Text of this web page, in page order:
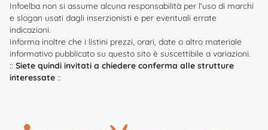
Infoelba non si assume alcuna responsabilità per l'uso di marchi
e slogan usati dagli inserzionisti e per eventuali errate
indicazioni.
Informa inoltre che i listini prezzi, orari, date o altro materiale
informativo pubblicato su questo sito è suscettibile a variazioni.
:: Siete quindi invitati a chiedere conferma alle strutture
interessate ::